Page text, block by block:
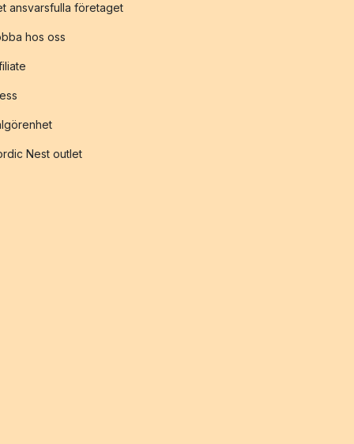
ansvarsfulla företaget
hos oss
Nest outlet